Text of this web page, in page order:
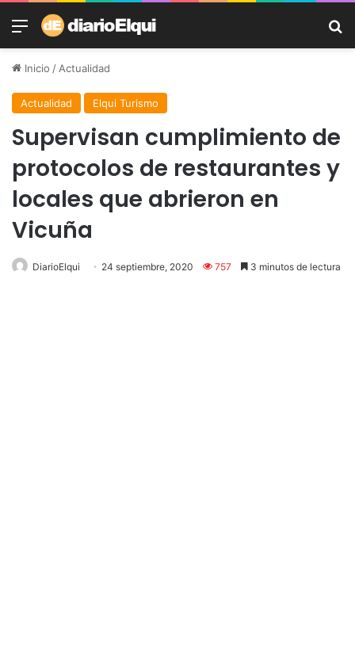
Menú
Inicio /Actualidad
Actualidad Elqui Turismo
Supervisan cumplimiento de
protocolos de restaurantes y
locales que abrieron en
Vicuña
DiarioElqui 24 septiembre, 2020 757 3 minutos de lectura